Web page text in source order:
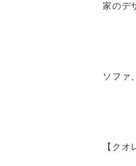
家のデ
ソファ
【ク